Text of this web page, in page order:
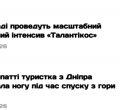
проведуть масштабний
інтенсив «Талантікос»
туристка з Дніпра
ногу під час спуску з гори